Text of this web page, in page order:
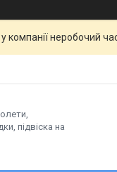
компанії неробочий
підвіска на